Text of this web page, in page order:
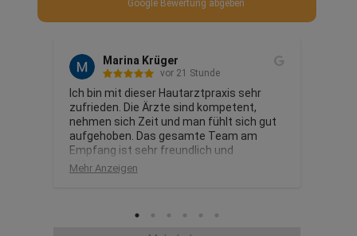
Google Bewertung abgeben
Marina Krüger
vor 21 Stunde
Ich bin mit dieser Hautarztpraxis sehr
zufrieden. Die Ärzte sind kompetent,
nehmen sich Zeit und man fühlt sich gut
aufgehoben. Das gesamte Team am
Empfang ist sehr freundlich und
hilfsbereit.
außergewöhnlich freundlich, selbst wenn
Mehr Anzeigen
Atendimento excelente,  todos muito
atenciosos , recomendo a todos